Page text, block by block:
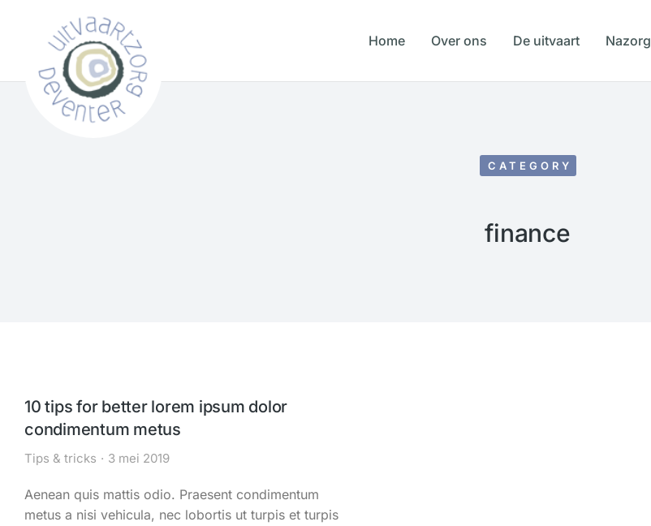
Home Over ons De uitvaart Nazorg
CATEGORY
finance
10 tips for better lorem ipsum dolor
condimentum metus
Tips & tricks 3 mei 2019
Aenean quis mattis odio. Praesent condimentum
metus a nisi vehicula, nec lobortis ut turpis et turpis